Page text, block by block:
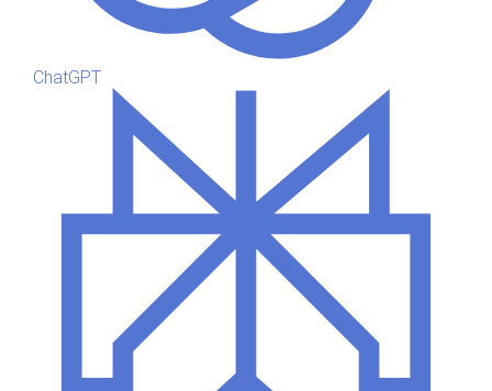
ChatGPT